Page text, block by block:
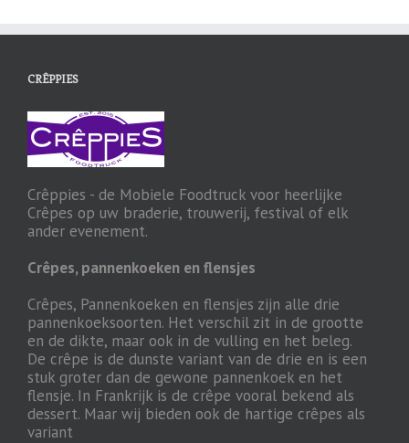
CRÊPPIES
Crêppies - de Mobiele Foodtruck voor heerlijke
Crêpes op uw braderie, trouwerij, festival of elk
ander evenement.
Crêpes, pannenkoeken en flensjes
Crêpes, Pannenkoeken en flensjes zijn alle drie
pannenkoeksoorten. Het verschil zit in de grootte
en de dikte, maar ook in de vulling en het beleg.
De crêpe is de dunste variant van de drie en is een
stuk groter dan de gewone pannenkoek en het
flensje. In Frankrijk is de crêpe vooral bekend als
dessert. Maar wij bieden ook de hartige crêpes als
variant